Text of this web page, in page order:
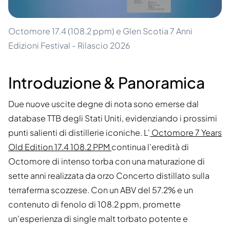
Octomore 17.4 (108.2 ppm) e Glen Scotia 7 Anni
Edizioni Festival - Rilascio 2026
Introduzione & Panoramica
Due nuove uscite degne di nota sono emerse dal
database TTB degli Stati Uniti, evidenziando i prossimi
punti salienti di distillerie iconiche. L' Octomore 7 Years
Old Edition 17.4 108.2 PPM continua l'eredità di
Octomore di intenso torba con una maturazione di
sette anni realizzata da orzo Concerto distillato sulla
terraferma scozzese. Con un ABV del 57.2% e un
contenuto di fenolo di 108.2 ppm, promette
un'esperienza di single malt torbato potente e